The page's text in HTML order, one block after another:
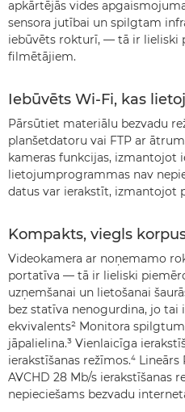
apkārtējās vides
sensora jutībai un spilgtam
iebūvēts rokturī, — tā ir lieliski
filmētājiem.
Iebūvēts Wi-Fi, kas
Pārsūtiet materiālu bezvadu
planšetdatoru vai FTP ar
kameras funkcijas, izmantojot
lietojumprogrammas nav
datus var ierakstīt, izmantojot
Kompakts, viegls
Videokamera ar noņemamo
portatīva — tā ir lieliski
uzņemšanai un lietošanai
bez statīva nenogurdina, jo tai
ekvivalents² Monitora
jāpalielina.³ Vienlaicīga
ierakstīšanas režīmos.⁴
AVCHD 28 Mb/s ierakstīšanas
nepieciešams bezvadu